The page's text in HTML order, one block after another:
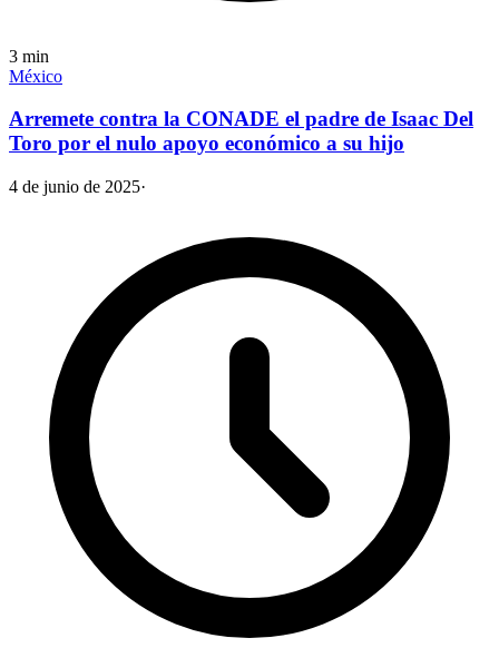
3 min
México
Arremete contra la CONADE el padre de Isaac Del
Toro por el nulo apoyo económico a su hijo
4 de junio de 2025·